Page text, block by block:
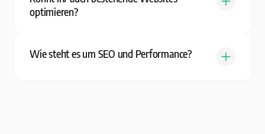
optimieren?
Wie steht es um SEO und Performance?